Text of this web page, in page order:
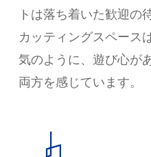
トは落ち着いた歓迎の
カッティングスペース
気のように、遊び心が
両方を感じています。